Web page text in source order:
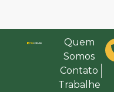
Quem
Somos
Contato
Trabalhe